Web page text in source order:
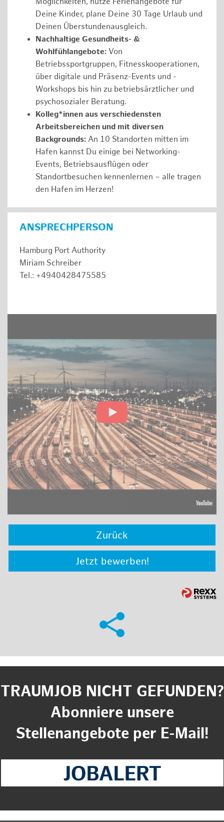
Deine Kinder, plane Deine 30 Tage Urlaub und
Deinen Überstundenausgleich.
Nachhaltige Gesundheits- &
Wohlfühlangebote: Von
Betriebssportgruppen, Fitnesskooperationen,
über digitale und Präsenz-Events und -
Workshops bis hin zu betriebsärztlicher und
psychosozialer Beratung.
Kolleg*innen aus verschiedensten
Arbeitsbereichen und mit diversen
Backgrounds: An 10 Standorten mitten im
Hafen kannst Du einige bei Networking-
Events, Betriebsausflügen oder
Standortbesuchen kennenlernen – alle tragen
den Hafen im Herzen!
ANSPRECHPERSON
Hamburg Port Authority
Miriam Schreiber
Tel.: +4940428475585
Zurück
Jetzt bewerben!
TRAUMJOB NICHT GEFUNDEN?
Abonniere unsere
Stellenangebote per E-Mail!